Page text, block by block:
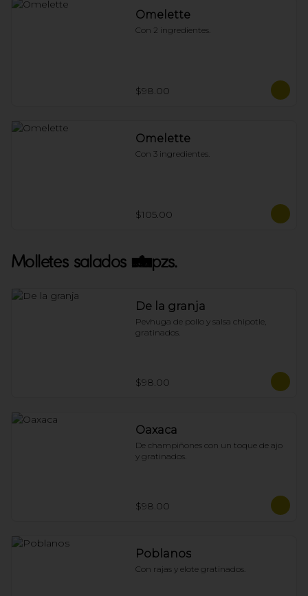
Omelette
Con 2 ingredientes.
$98.00
Omelette
Con 3 ingredientes.
$105.00
Molletes salados 4pzs.
De la granja
Pevhuga de pollo y salsa chipotle,
gratinados.
$98.00
Oaxaca
De champiñones con un toque de ajo
y gratinados.
$98.00
Poblanos
Con rajas y elote gratinados.